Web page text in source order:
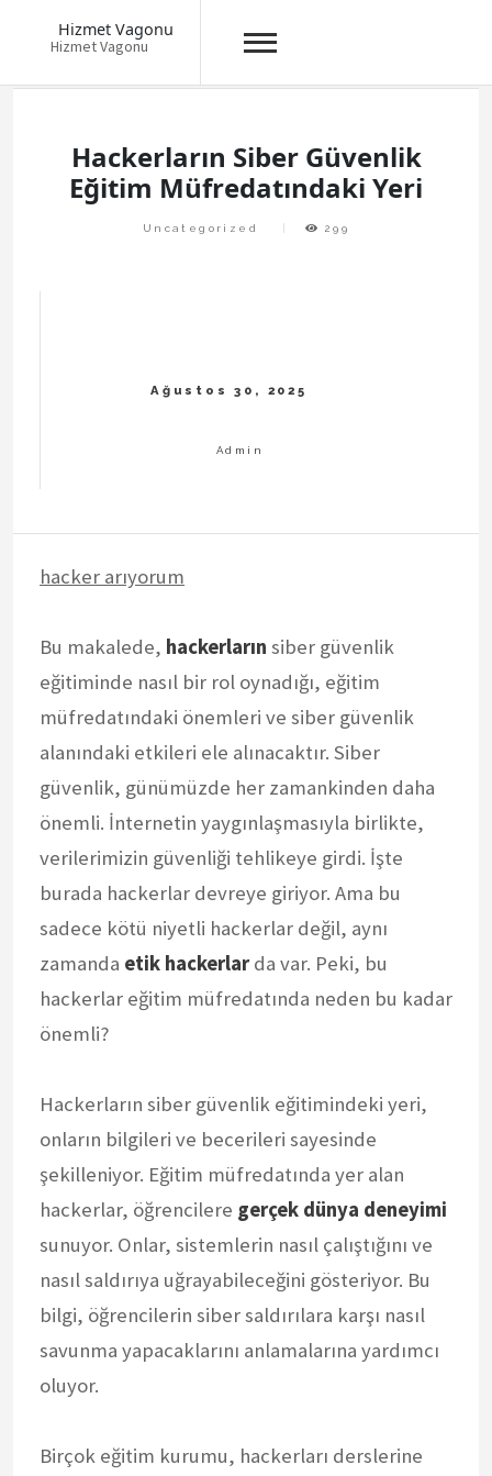
Hizmet Vagonu
Hizmet Vagonu
Hackerların Siber Güvenlik
Eğitim Müfredatındaki Yeri
Uncategorized 299
hacker arıyorum
Bu makalede, hackerların siber güvenlik
eğitiminde nasıl bir rol oynadığı, eğitim
müfredatındaki önemleri ve siber güvenlik
alanındaki etkileri ele alınacaktır. Siber
güvenlik, günümüzde her zamankinden daha
önemli. İnternetin yaygınlaşmasıyla birlikte,
verilerimizin güvenliği tehlikeye girdi. İşte
burada hackerlar devreye giriyor. Ama bu
sadece kötü niyetli hackerlar değil, aynı
zamanda etik hackerlarda var. Peki, bu
hackerlar eğitim müfredatında neden bu kadar
önemli?
Hackerların siber güvenlik eğitimindeki yeri,
onların bilgileri ve becerileri sayesinde
şekilleniyor. Eğitim müfredatında yer alan
hackerlar, öğrencilere gerçek dünya deneyimi
sunuyor. Onlar, sistemlerin nasıl çalıştığını ve
nasıl saldırıya uğrayabileceğini gösteriyor. Bu
bilgi, öğrencilerin siber saldırılara karşı nasıl
savunma yapacaklarını anlamalarına yardımcı
oluyor.
Birçok eğitim kurumu, hackerları derslerine